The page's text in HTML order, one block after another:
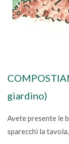
giardino)
Avete presente le
sparecchi la